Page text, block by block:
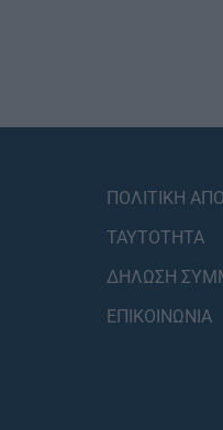
ΠΟΛΙΤΙΚΗ
ΤΑΥΤΟΤΗΤΑ
ΔΗΛΩΣΗ
ΕΠΙΚΟΙΝΩΝΙΑ